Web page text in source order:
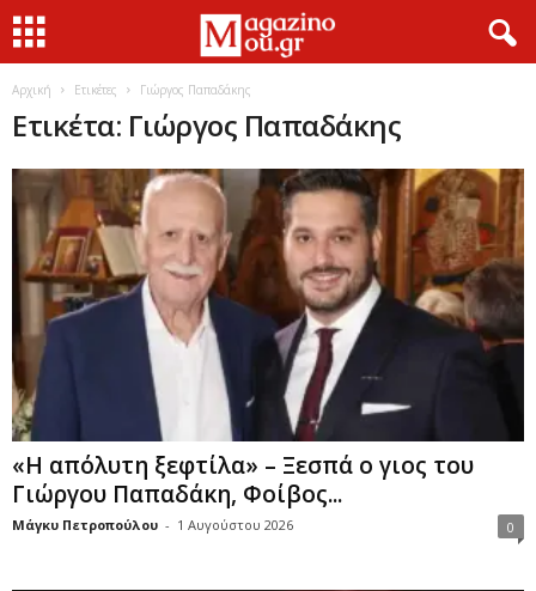
Αρχική Ετικέτες Γιώργος Παπαδάκης
Ετικέτα: Γιώργος Παπαδάκης
«Η απόλυτη ξεφτίλα» – Ξεσπά ο γιος του
Γιώργου Παπαδάκη, Φοίβος...
Μάγκυ Πετροπούλου - 1 Αυγούστου 2026 0